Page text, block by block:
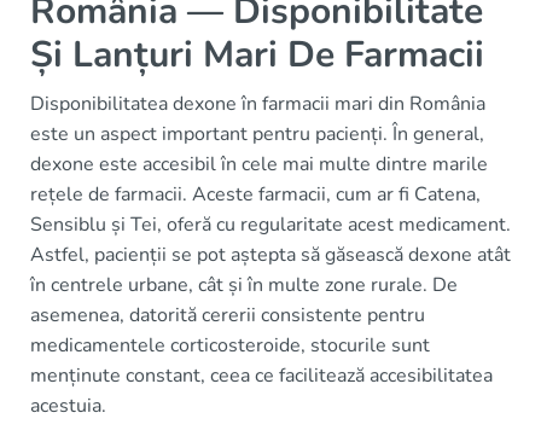
România — Disponibilitate
Și Lanțuri Mari De Farmacii
Disponibilitatea dexone în farmacii mari din România
este un aspect important pentru pacienți. În general,
dexone este accesibil în cele mai multe dintre marile
rețele de farmacii. Aceste farmacii, cum ar fi Catena,
Sensiblu și Tei, oferă cu regularitate acest medicament.
Astfel, pacienții se pot aștepta să găsească dexone atât
în centrele urbane, cât și în multe zone rurale. De
asemenea, datorită cererii consistente pentru
medicamentele corticosteroide, stocurile sunt
menținute constant, ceea ce facilitează accesibilitatea
acestuia.